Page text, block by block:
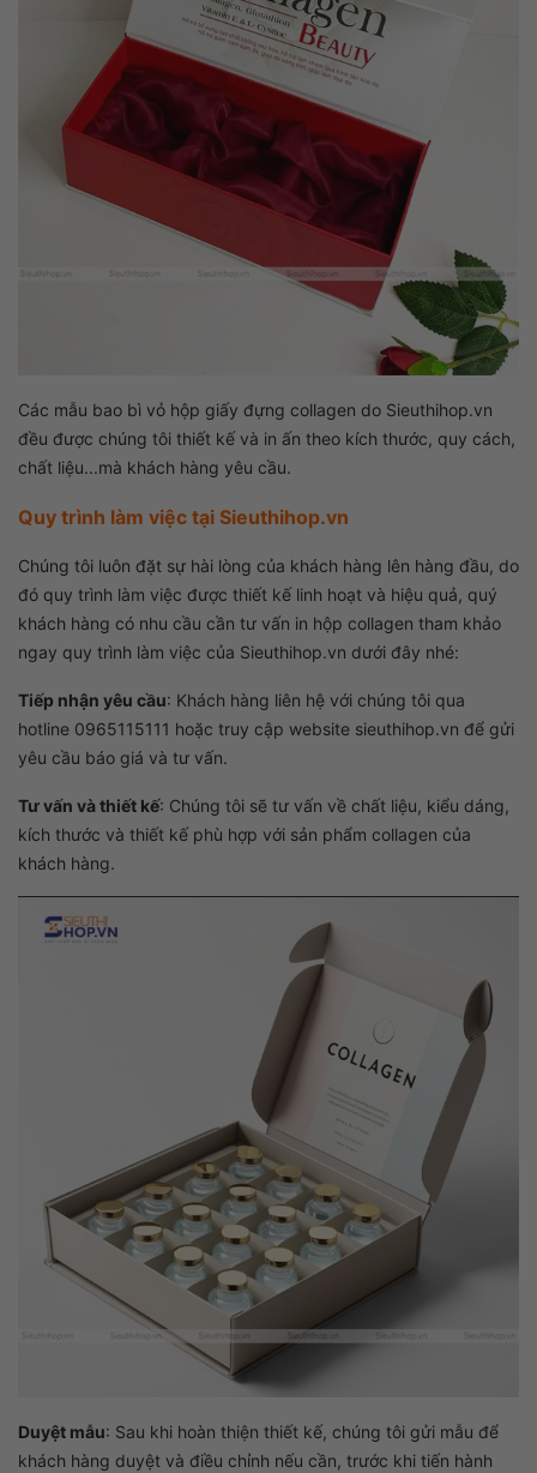
Các mẫu bao bì vỏ hộp giấy đựng collagen do Sieuthihop.vn
đều được chúng tôi thiết kế và in ấn theo kích thước, quy cách,
chất liệu...mà khách hàng yêu cầu.
Quy trình làm việc tại Sieuthihop.vn
Chúng tôi luôn đặt sự hài lòng của khách hàng lên hàng đầu, do
đó quy trình làm việc được thiết kế linh hoạt và hiệu quả, quý
khách hàng có nhu cầu cần tư vấn in hộp collagen tham khảo
ngay quy trình làm việc của Sieuthihop.vn dưới đây nhé:
Tiếp nhận yêu cầu: Khách hàng liên hệ với chúng tôi qua
hotline 0965115111 hoặc truy cập website sieuthihop.vn để gửi
yêu cầu báo giá và tư vấn.
Tư vấn và thiết kế: Chúng tôi sẽ tư vấn về chất liệu, kiểu dáng,
kích thước và thiết kế phù hợp với sản phẩm collagen của
khách hàng.
Duyệt mẫu: Sau khi hoàn thiện thiết kế, chúng tôi gửi mẫu để
khách hàng duyệt và điều chỉnh nếu cần, trước khi tiến hành